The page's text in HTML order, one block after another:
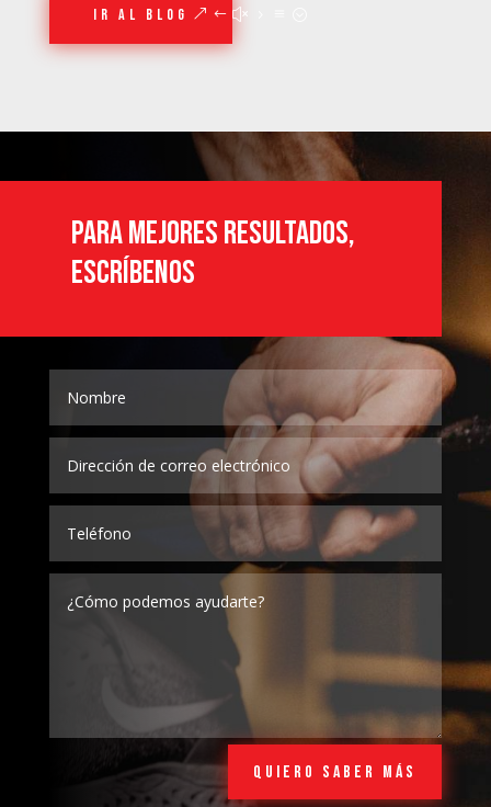
ir al blog
PARA MEJORES RESULTADOS,
ESCRÍBENOS
QUIERO SABER MÁS